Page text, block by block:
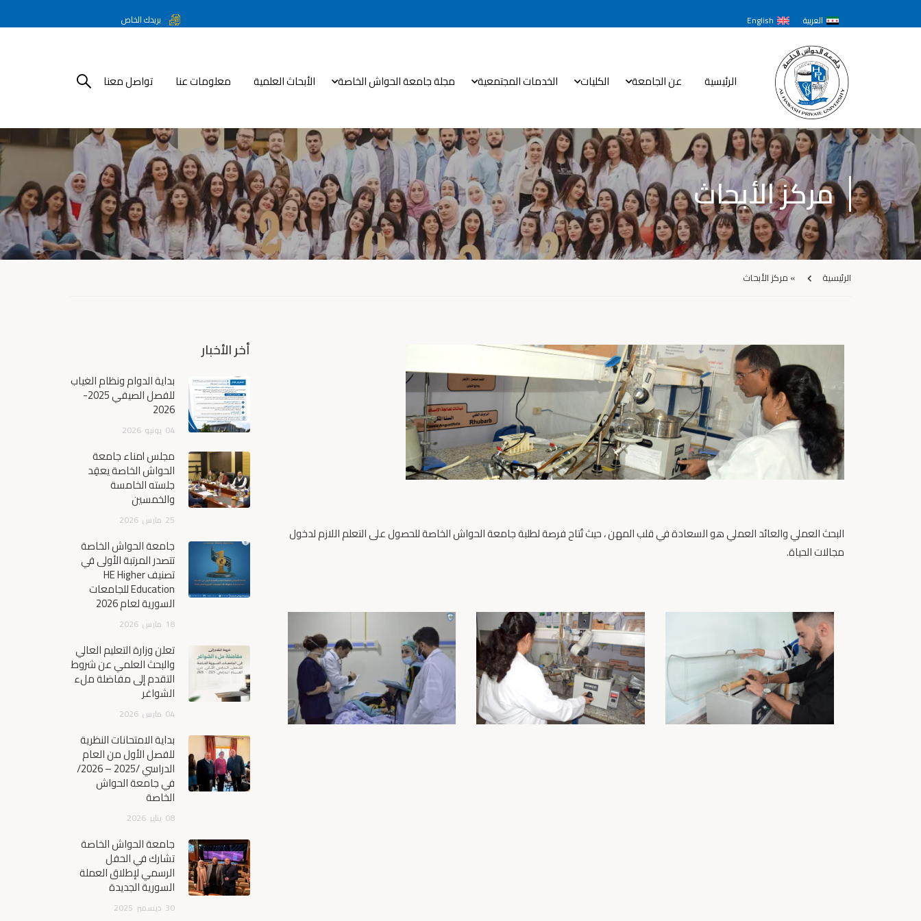
العربية English بريدك الخاص
الرئيسية عن الجامعة الكليات الخدمات المجتمعية مجلة جامعة الحواش الخاصة الأبحاث العلمية معلومات عنا تواصل معنا
مركز الأبحاث
الرئيسية » مركز الأبحاث
البحث العملي والعائد العملي هو السعادة في قلب المهن ، حيث تُتاح فرصة لطلبة جامعة الحواش الخاصة للحصول على التعلم اللازم لدخول
مجالات الحياة.
أخر الأخبار
بداية الدوام ونظام الغياب
للفصل الصيفي 2025-
2026
04 يونيو 2026
مجلس أمناء جامعة
الحواش الخاصة يعقِد
جلسته الخامسة
والخمسين
25 مارس 2026
جامعة الحواش الخاصة
تتصدر المرتبة الأولى في
تصنيف HE Higher
Education للجامعات
السورية لعام 2026
18 مارس 2026
تعلن وزارة التعليم العالي
والبحث العلمي عن شروط
التقدم إلى مفاضلة ملء
الشواغر
04 مارس 2026
بداية الامتحانات النظرية
للفصل الأول من العام
الدراسي /2025 – 2026/
في جامعة الحواش
الخاصة
08 يناير 2026
جامعة الحواش الخاصة
تشارك في الحفل
الرسمي لإطلاق العملة
السورية الجديدة
30 ديسمبر 2025